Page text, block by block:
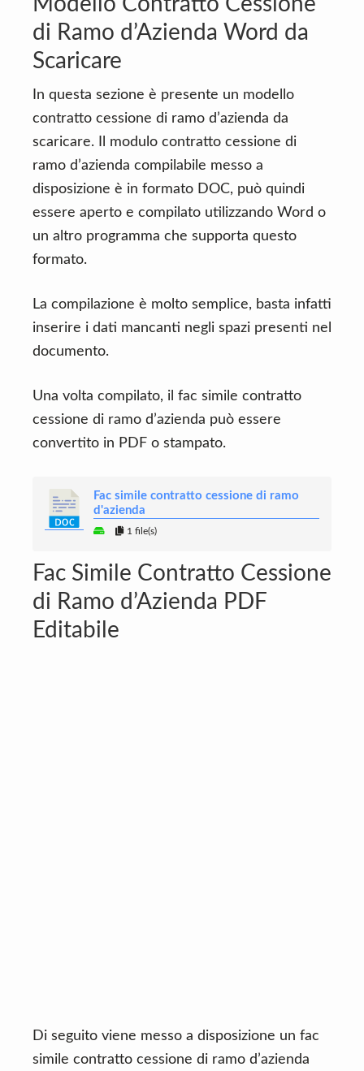
di Ramo d’Azienda Word da
Scaricare
In questa sezione è presente un modello
contratto cessione di ramo d’azienda da
scaricare. Il modulo contratto cessione di
ramo d’azienda compilabile messo a
disposizione è in formato DOC, può quindi
essere aperto e compilato utilizzando Word o
un altro programma che supporta questo
formato.
La compilazione è molto semplice, basta infatti
inserire i dati mancanti negli spazi presenti nel
documento.
Una volta compilato, il fac simile contratto
cessione di ramo d’azienda può essere
convertito in PDF o stampato.
Fac simile contratto cessione di ramo
d'azienda
1 file(s)
Fac Simile Contratto Cessione
di Ramo d’Azienda PDF
Editabile
Di seguito viene messo a disposizione un fac
simile contratto cessione di ramo d’azienda